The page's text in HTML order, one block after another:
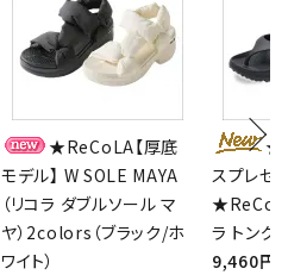
★ReCoLA【厚底
モデル】 W SOLE MAYA
（リコラ ダブルソール マ
ヤ）2colors（ブラック/ホ
ワイト）
★
スプレゼ
ラ トング
9,460円(